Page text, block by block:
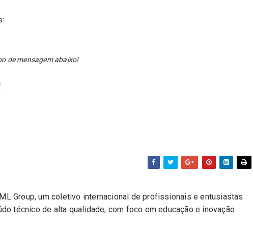
de mensagem abaixo!
Group, um coletivo internacional de profissionais e entusiastas
técnico de alta qualidade, com foco em educação e inovação